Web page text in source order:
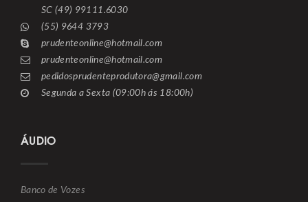
SC (49) 99111.6030
(55) 9644 3793
prudenteonline@hotmail.com
prudenteonline@hotmail.com
pedidosprudenteprodutora@gmail.com
Segunda a Sexta (09:00h ás 18:00h)
ÁUDIO
Banco de Vozes